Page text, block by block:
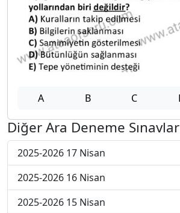
A B C
Diğer Ara Deneme
2025-2026 17 Nisan
2025-2026 16 Nisan
2025-2026 15 Nisan